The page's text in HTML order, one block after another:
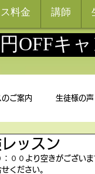
料金 講師
のご案内 生徒様の声
ッスン
００より空きがございま
ください。
OFFキ